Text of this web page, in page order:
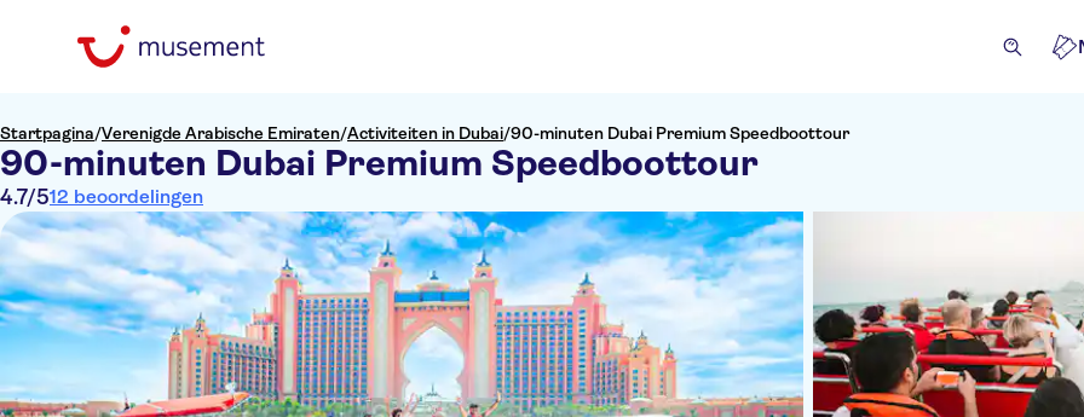
Startpagina/Verenigde Arabische Emiraten/Activiteiten in Dubai/90-minuten Dubai Premium Speedboottour
90-minuten Dubai Premium Speedboottour
4.7/512 beoordelingen